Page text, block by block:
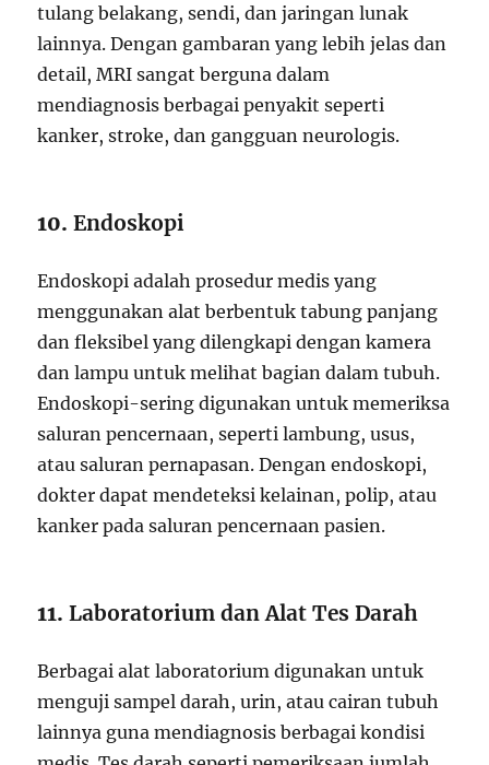
tulang belakang, sendi, dan jaringan lunak
lainnya. Dengan gambaran yang lebih jelas dan
detail, MRI sangat berguna dalam
mendiagnosis berbagai penyakit seperti
kanker, stroke, dan gangguan neurologis.
10.Endoskopi
Endoskopi adalah prosedur medis yang
menggunakan alat berbentuk tabung panjang
dan fleksibel yang dilengkapi dengan kamera
dan lampu untuk melihat bagian dalam tubuh.
Endoskopi-sering digunakan untuk memeriksa
saluran pencernaan, seperti lambung, usus,
atau saluran pernapasan. Dengan endoskopi,
dokter dapat mendeteksi kelainan, polip, atau
kanker pada saluran pencernaan pasien.
11.Laboratorium dan Alat Tes Darah
Berbagai alat laboratorium digunakan untuk
menguji sampel darah, urin, atau cairan tubuh
lainnya guna mendiagnosis berbagai kondisi